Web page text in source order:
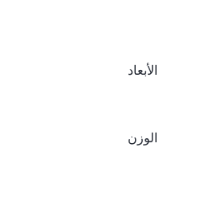
الأبعاد
الوزن